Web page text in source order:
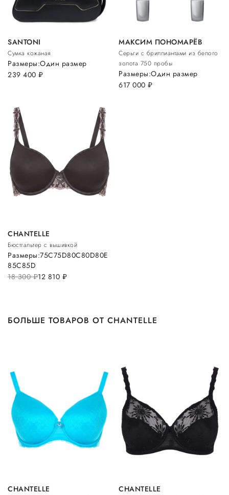
SANTONI
Сумка кожаная
239 400 руб.
Размеры:Один размер
МАКСИМ ПОНОМАРЁВ
Серьги с бриллиантами из белого
золота 750 пробы
617 000руб.
Размеры:Один размер
CHANTELLE
Бюстгальтер с вышивкой
18 300руб.12 810 руб.
Размеры:75C75D80C80D80E
85C85D
БОЛЬШЕ ТОВАРОВ ОТ CHANTELLE
CHANTELLE CHANTELLE